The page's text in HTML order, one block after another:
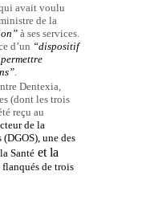
avait voulu
de la
à ses services.
d’un “dispositif
Dentexia,
(dont les trois
reçu au
de la
une des
Santé et la
de trois